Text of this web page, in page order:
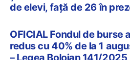
de elevi, față de 26 în
OFICIAL Fondul de burse
redus cu 40% de la 1
– Legea Bolojan 141/